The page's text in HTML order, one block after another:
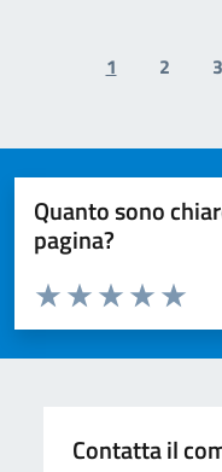
Previous page
1 2 3
Quanto sono
pagina?
Valuta da 1 a 5 stelle la
Valuta
Valuta 4
Valuta 3 stelle
Valuta 2 stelle su 5
Valuta 1 stelle su 5
Contatta il